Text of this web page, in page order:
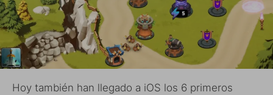
Hoy también han llegado a iOS los 6 primeros